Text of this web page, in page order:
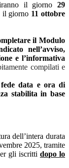
il giorno 29
il giorno 11 ottobre
il Modulo
nell’avviso,
e l’informativa
compilati e
data e ora di
stabilita in base
dell’intera durata
2025, tramite
gli iscritti dopo lo